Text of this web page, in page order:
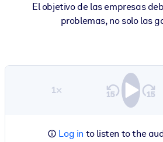
outputs.
El objetivo de las empresas
problemas, no solo las
1×
Log in to listen to the